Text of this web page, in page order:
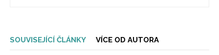
SOUVISEJÍCÍ ČLÁNKY VÍCE OD AUTORA